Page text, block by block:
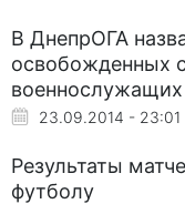
В ДнепрОГА
освобожденных
военнослужащих
23.09.2014 - 23:01
Результаты
футболу